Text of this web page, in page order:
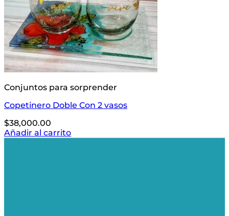
Conjuntos para sorprender
Copetinero Doble Con 2 vasos
$38,000.00
Añadir al carrito